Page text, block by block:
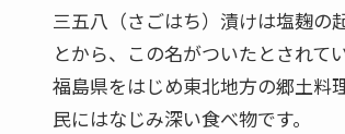
三五八（さごはち）漬けは塩麹の
とから、この名がついたとされてい
福島県をはじめ東北地方の郷土料
民にはなじみ深い食べ物です。